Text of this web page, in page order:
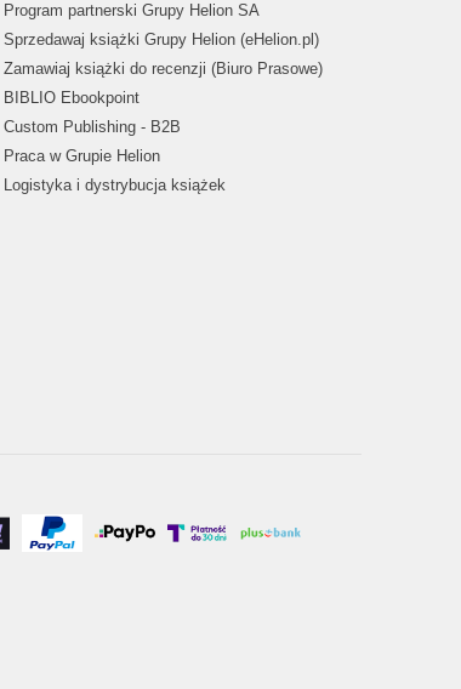
Program partnerski Grupy Helion SA
Sprzedawaj książki Grupy Helion (eHelion.pl)
Zamawiaj książki do recenzji (Biuro Prasowe)
BIBLIO Ebookpoint
Custom Publishing - B2B
Praca w Grupie Helion
Logistyka i dystrybucja książek